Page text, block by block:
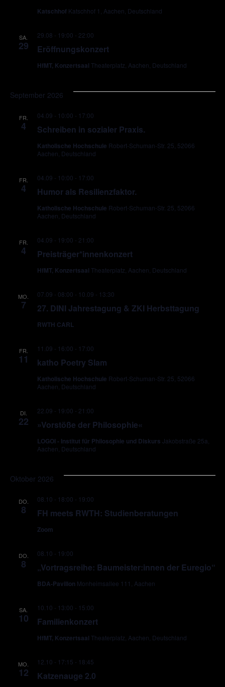
Katschhof Katschhof 1, Aachen, Deutschland
SA.
29 Eröffnungskonzert
29.08 - 19:00 - 22:00
HfMT, Konzertsaal Theaterplatz, Aachen, Deutschland
September 2026
FR.
4 Schreiben in sozialer Praxis.
04.09 - 10:00 - 17:00
Katholische Hochschule Robert-Schuman-Str. 25, 52066
Aachen, Deutschland
FR.
4 Humor als Resilienzfaktor.
04.09 - 10:00 - 17:00
Katholische Hochschule Robert-Schuman-Str. 25, 52066
Aachen, Deutschland
FR.
4 Preisträger*innenkonzert
04.09 - 19:00 - 21:00
HfMT, Konzertsaal Theaterplatz, Aachen, Deutschland
MO.
7 27. DINI Jahrestagung & ZKI Herbsttagung
07.09 - 08:00 - 10.09 - 13:30
RWTH CARL
FR.
11 katho Poetry Slam
11.09 - 16:00 - 17:00
Katholische Hochschule Robert-Schuman-Str. 25, 52066
Aachen, Deutschland
DI.
22 »Vorstöße der Philosophie«
22.09 - 19:00 - 21:00
LOGOI - Institut für Philosophie und Diskurs Jakobstraße 25a,
Aachen, Deutschland
Oktober 2026
DO.
8 FH meets RWTH: Studienberatungen
08.10 - 18:00 - 19:00
Zoom
DO.
8 „Vortragsreihe: Baumeister:innen der Euregio“
08.10 - 19:00
BDA-Pavillon Monheimsallee 111, Aachen
SA.
10 Familienkonzert
10.10 - 13:00 - 15:00
HfMT, Konzertsaal Theaterplatz, Aachen, Deutschland
MO.
12 Katzenauge 2.0
12.10 - 17:15 - 18:45